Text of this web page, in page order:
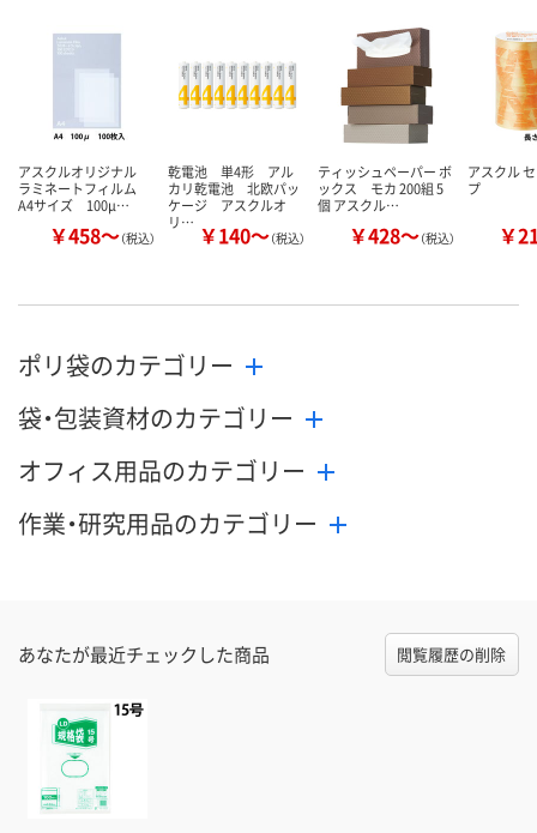
数量
カゴへ カ
アスクルオリジナル
ラミネートフィルム
A4サイズ 100μ…
￥458～（税込）
乾電池 単4形 アル
カリ乾電池 北欧パッ
ケージ アスクルオ
リ… ￥140～（税込）
ティッシュペーパー ボ
ックス モカ 200組 5
個 アスクル…
￥428～（税込）
アスクル
プ
￥
ポリ袋のカテゴリー
袋・包装資材のカテゴリー
オフィス用品のカテゴリー
作業・研究用品のカテゴリー
あなたが最近チェックした商品 閲覧履歴の削除